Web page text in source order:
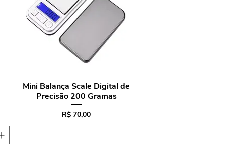
Visualização rápida
Mini Balança Scale Digital de
Precisão 200 Gramas
Preço
R$ 70,00